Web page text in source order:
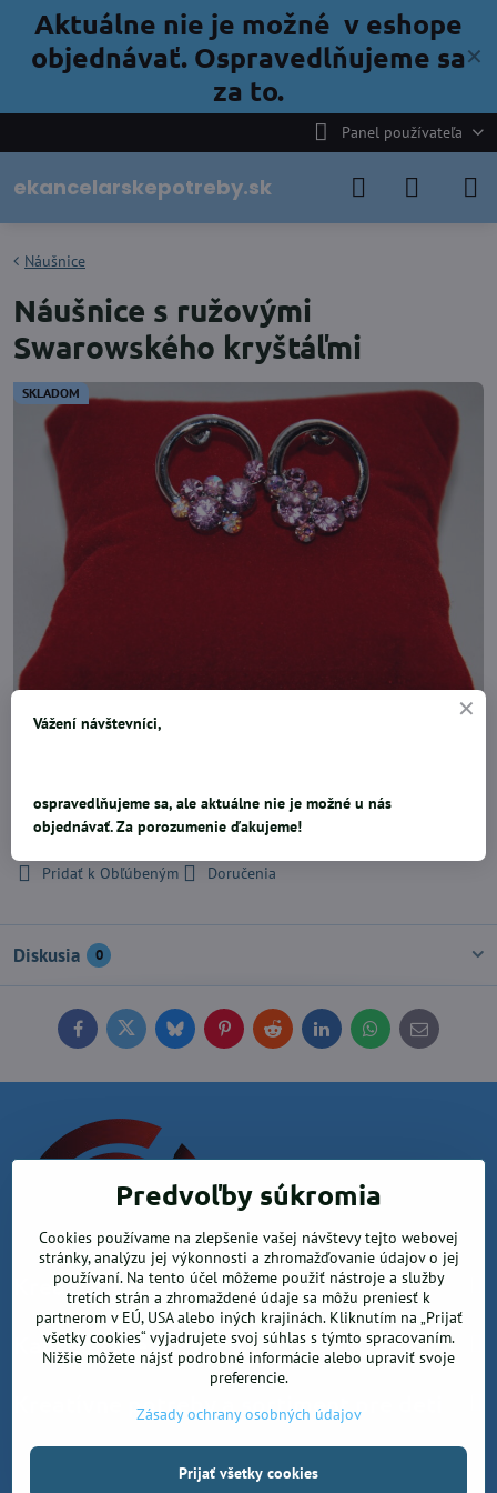
✕
Aktuálne nie je možné v eshope
objednávať. Ospravedlňujeme sa
za to.
Panel používateľa
ekancelarskepotreby.sk
SKLADOM
Náušnice
Náušnice s ružovými
Swarowského kryštáľmi
5,23 €
Pridať k Obľúbeným Doručenia
Diskusia 0
FacebookTwitterBlueskyPinterestReddit LinkedInWhatsApp
E-
mail
Krea office, s.r.o.
Kancelárske potreby
Kreatívne potreby a sortiment pre deti
©2026Copyright
Predvoľby súkromia
Cookies používame na zlepšenie vašej návštevy tejto webovej
stránky, analýzu jej výkonnosti a zhromažďovanie údajov o jej
používaní. Na tento účel môžeme použiť nástroje a služby
tretích strán a zhromaždené údaje sa môžu preniesť k
partnerom v EÚ, USA alebo iných krajinách. Kliknutím na „Prijať
všetky cookies“ vyjadrujete svoj súhlas s týmto spracovaním.
Nižšie môžete nájsť podrobné informácie alebo upraviť svoje
preferencie.
Zásady ochrany osobných údajov
Prijať všetky cookies
Vážení návštevníci,
ospravedlňujeme sa, ale aktuálne nie je možné u nás
objednávať. Za porozumenie ďakujeme!